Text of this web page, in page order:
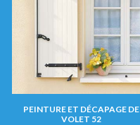
PEINTURE ET DÉCAPAGE DE
VOLET 52